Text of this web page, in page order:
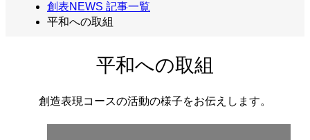
創表NEWS 記事一覧
平和への取組
平和への取組
創造表現コースの活動の様子をお伝えします。